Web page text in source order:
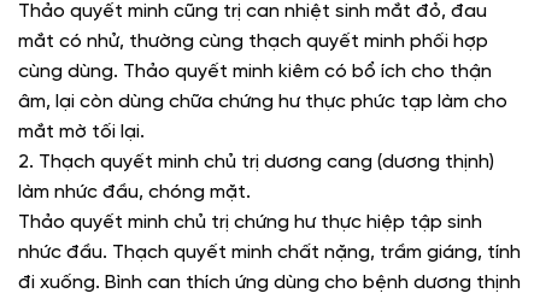
Thảo quyết minh cũng trị can nhiệt sinh mắt đỏ, đau
mắt có nhử, thường cùng thạch quyết minh phối hợp
cùng dùng. Thảo quyết minh kiêm có bổ ích cho thận
âm, lại còn dùng chữa chứng hư thực phức tạp làm cho
mắt mờ tối lại.
2. Thạch quyết minh chủ trị dương cang (dương thịnh)
làm nhức đầu, chóng mặt.
Thảo quyết minh chủ trị chứng hư thực hiệp tập sinh
nhức đầu. Thạch quyết minh chất nặng, trầm giáng, tính
đi xuống. Bình can thích ứng dùng cho bệnh dương thịnh